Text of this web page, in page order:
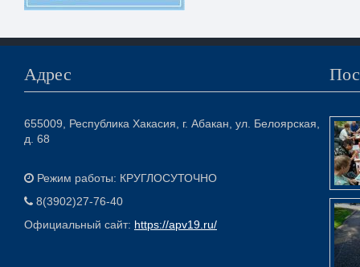
Адрес
655009, Республика Хакасия, г. Абакан, ул. Белоярская,
д. 68
Режим работы: КРУГЛОСУТОЧНО
8(3902)27-76-40
Официальный сайт: https://apv19.ru/